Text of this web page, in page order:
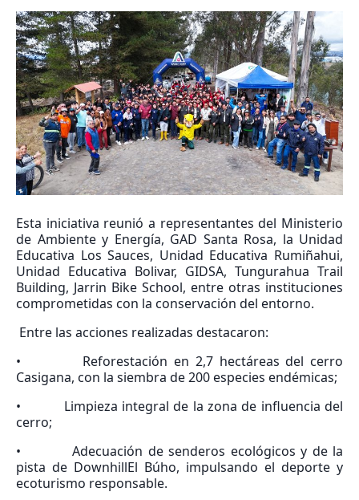
Esta iniciativa reunió a representantes del Ministerio
de Ambiente y Energía, GAD Santa Rosa, la Unidad
Educativa Los Sauces, Unidad Educativa Rumiñahui,
Unidad Educativa Bolivar, GIDSA, Tungurahua Trail
Building, Jarrin Bike School, entre otras instituciones
comprometidas con la conservación del entorno.
Entre las acciones realizadas destacaron:
• Reforestación en 2,7 hectáreas del cerro
Casigana, con la siembra de 200 especies endémicas;
• Limpieza integral de la zona de influencia del
cerro;
• Adecuación de senderos ecológicos y de la
pista de DownhillEl Búho, impulsando el deporte y
ecoturismo responsable.